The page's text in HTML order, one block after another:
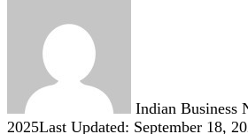
Indian Business
2025Last Updated: September 18,